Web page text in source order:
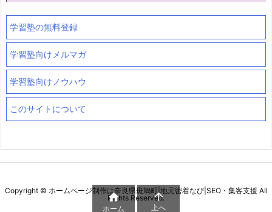
学習塾の無料登録
学習塾向けメルマガ
学習塾向けノウハウ
このサイトについて
Copyright © ホームページ制作は奈良県斑鳩町|地元密着なび|SEO・集客支援 All
Rights Reserved.

ホーム

上へ